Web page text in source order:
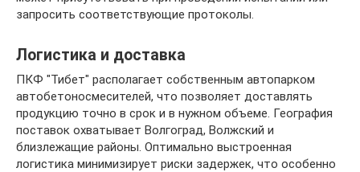
запросить соответствующие протоколы.
Логистика и доставка
ПКФ "Тибет" располагает собственным автопарком
автобетоносмесителей, что позволяет доставлять
продукцию точно в срок и в нужном объеме. География
поставок охватывает Волгоград, Волжский и
близлежащие районы. Оптимально выстроенная
логистика минимизирует риски задержек, что особенно